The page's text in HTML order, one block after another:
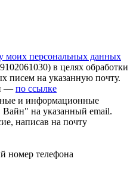
моих персональных данных
в целях обработки
писем на указанную почту.
— по ссылке
и информационные
на указанный email.
написав на почту
номер телефона